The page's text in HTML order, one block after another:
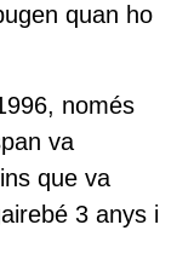
quan ho
només
va
que va
3 anys i